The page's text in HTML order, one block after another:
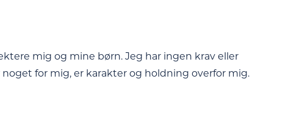
mig og mine børn. Jeg har ingen krav eller
for mig, er karakter og holdning overfor mig.